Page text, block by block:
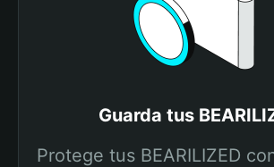
Guarda tus
Protege tus BEARILIZED